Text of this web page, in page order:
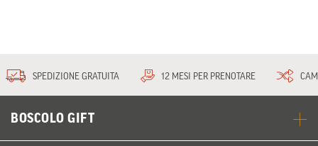
SPEDIZIONE GRATUITA 12 MESI PER PRENOTARE
BOSCOLO GIFT